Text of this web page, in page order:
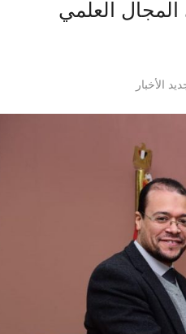
العلمي
الأخبار